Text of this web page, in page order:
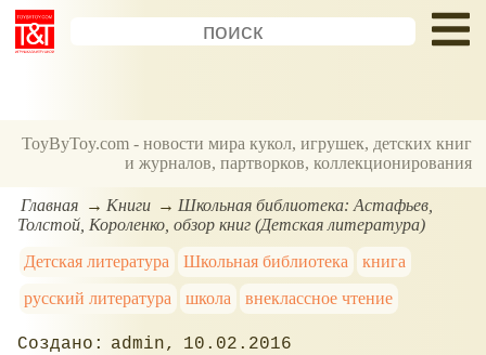
ToyByToy.com - новости мира кукол, игрушек, детских книг
и журналов, партворков, коллекционирования
Главная Книги
Школьная библиотека: Астафьев,
Толстой, Короленко, обзор книг (Детская литература)
Детская литература
Школьная библиотека
книга
русский литература
школа внеклассное чтение
admin 10.02.2016